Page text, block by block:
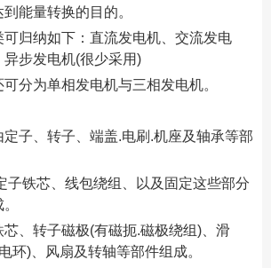
能量转换的目的。
纳如下：直流发电机、交流发电
步发电机(很少采用)
为单相发电机与三相发电机。
、转子、端盖.电刷.机座及轴承等部
铁芯、线包绕组、以及固定这些部分
转子磁极(有磁扼.磁极绕组)、滑
环)、风扇及转轴等部件组成。